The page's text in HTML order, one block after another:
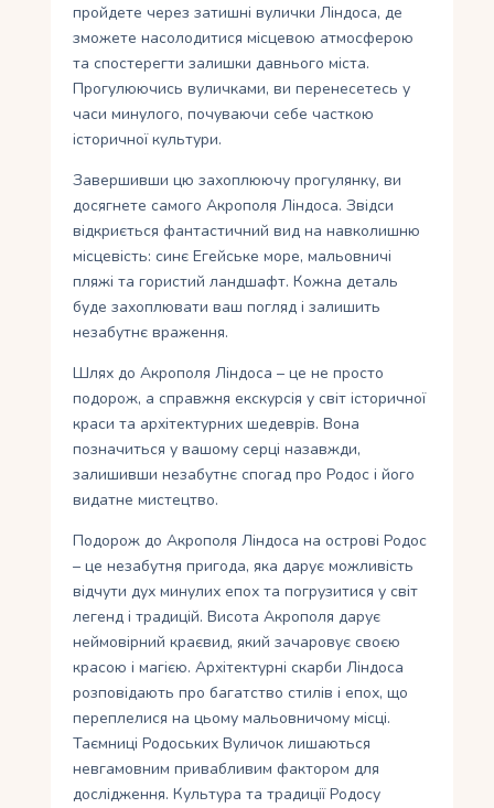
пройдете через затишні вулички Ліндоса, де
зможете насолодитися місцевою атмосферою
та спостерегти залишки давнього міста.
Прогулюючись вуличками, ви перенесетесь у
часи минулого, почуваючи себе часткою
історичної культури.
Завершивши цю захоплюючу прогулянку, ви
досягнете самого Акрополя Ліндоса. Звідси
відкриється фантастичний вид на навколишню
місцевість: синє Егейське море, мальовничі
пляжі та гористий ландшафт. Кожна деталь
буде захоплювати ваш погляд і залишить
незабутнє враження.
Шлях до Акрополя Ліндоса – це не просто
подорож, а справжня екскурсія у світ історичної
краси та архітектурних шедеврів. Вона
позначиться у вашому серці назавжди,
залишивши незабутнє спогад про Родос і його
видатне мистецтво.
Подорож до Акрополя Ліндоса на острові Родос
– це незабутня пригода, яка дарує можливість
відчути дух минулих епох та погрузитися у світ
легенд і традицій. Висота Акрополя дарує
неймовірний краєвид, який зачаровує своєю
красою і магією. Архітектурні скарби Ліндоса
розповідають про багатство стилів і епох, що
переплелися на цьому мальовничому місці.
Таємниці Родоських Вуличок лишаються
невгамовним привабливим фактором для
дослідження. Культура та традиції Родосу